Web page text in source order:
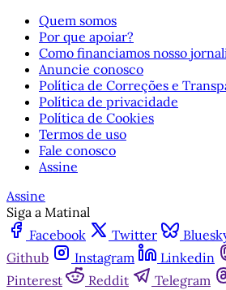
Quem somos
Por que apoiar?
Como financiamos nosso
Anuncie conosco
Política de Correções e
Política de privacidade
Política de Cookies
Termos de uso
Fale conosco
Assine
Assine
Siga a Matinal
Facebook
Twitter
Github
Instagram Linkedin
Pinterest
Reddit Telegram